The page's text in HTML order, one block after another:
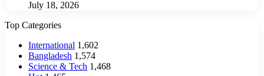
July 18, 2026
Top Categories
International 1,602
Bangladesh 1,574
Science & Tech 1,468